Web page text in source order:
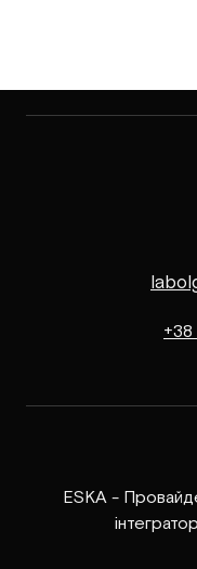
ESKA -